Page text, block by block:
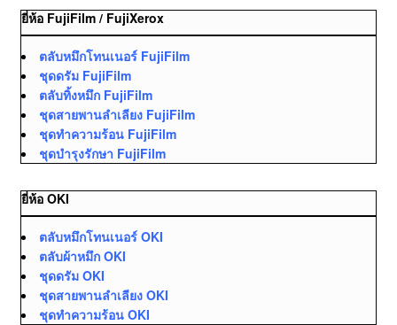
ยี่ห้อ FujiFilm / FujiXerox
ตลับหมึกโทนเนอร์ FujiFilm
ชุดดรัม FujiFilm
ตลับทิ้งหมึก FujiFilm
ชุดสายพานลำเลียง FujiFilm
ชุดทำความร้อน FujiFilm
ชุดบำรุงรักษา FujiFilm
ยี่ห้อ OKI
ตลับหมึกโทนเนอร์ OKI
ตลับผ้าหมึก OKI
ชุดดรัม OKI
ชุดสายพานลำเลียง OKI
ชุดทำความร้อน OKI